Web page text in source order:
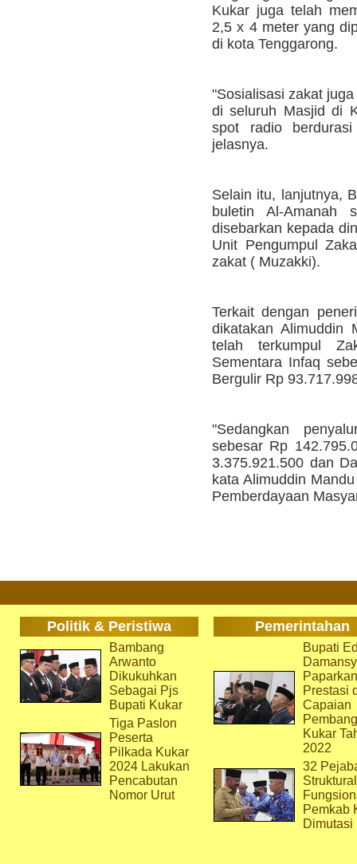
Kukar juga telah
2,5 x 4 meter yang
di kota Tenggarong.
"Sosialisasi zakat
di seluruh Masjid di
spot radio
jelasnya.
Selain itu, lanjutnya,
buletin Al-Amanah
disebarkan kepada
Unit Pengumpul
zakat ( Muzakki).
Terkait dengan
dikatakan Alimuddin
telah terkumpul
Sementara Infaq
Bergulir Rp
"Sedangkan
sebesar Rp
3.375.921.500 dan
kata Alimuddin
Pemberdayaan
Politik & Peristiwa Pemerintahan
Bambang
Arwanto
Dikukuhkan
Sebagai Pjs
Bupati Kukar
Tiga Paslon
Peserta
Pilkada Kukar
2024 Lakukan
Pencabutan
Nomor Urut
Bupati
Paparkan
Prestasi
Capaian
Kukar
2022
32
Pemkab
Dimutasi